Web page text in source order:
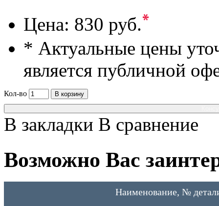
Цена: 830 руб.*
* Актуальные цены
является публичной
Кол-во
В корзину
В закладки В сравнение
Возможно Вас
Наименование, №